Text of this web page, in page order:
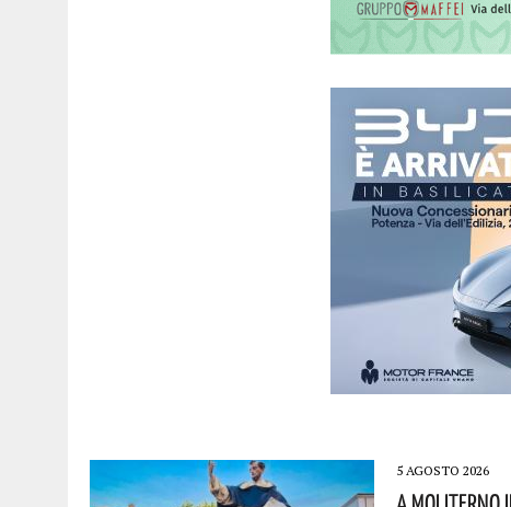
5 AGOSTO 2026